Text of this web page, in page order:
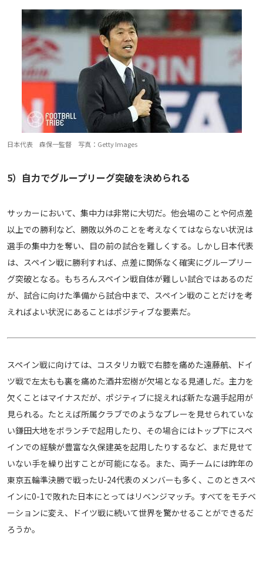
日本代表 森保一監督 写真：Getty Images
5）自力でグループリーグ突破を決められる
サッカーにおいて、集中力は非常に大切だ。他会場のことや何点差
以上での勝利など、勝敗以外のことを考えなくてはならない状況は
選手の集中力を奪い、目の前の試合を難しくする。しかし日本代表
は、スペイン戦に勝利すれば、点差に関係なく確実にグループリー
グ突破となる。もちろんスペイン戦自体が難しい試合ではあるのだ
が、試合に向けた準備から試合中まで、スペイン戦のことだけを考
えればよい状況にあることはポジティブな要素だ。
スペイン戦に向けては、コスタリカ戦で右膝を痛めた遠藤航、ドイ
ツ戦で左太もも裏を痛めた酒井宏樹が欠場となる見通しだ。主力を
欠くことはマイナスだが、ポジティブに捉えれば新たな選手起用が
見られる。たとえば所属クラブでのようなプレーを見せられていな
い鎌田大地をボランチで起用したり、その場合にはトップ下にスペ
インでの経験が豊富な久保建英を起用したりするなど、まだ見せて
いない手を繰り出すことが可能になる。また、両チームには昨年の
東京五輪準決勝で戦ったU-24代表のメンバーも多く、このときスペ
インに0-1で敗れた日本にとってはリベンジマッチ。すべてをモチベ
ーションに変え、ドイツ戦に続いて世界を驚かせることができるだ
ろうか。